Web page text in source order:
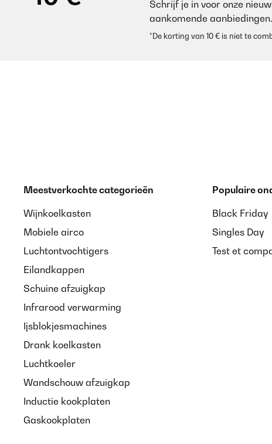
Schrijf je in voor onze
aankomende aanbiedingen.
*De korting van 10 € is niet te
Meestverkochte categorieën
Wijnkoelkasten
Mobiele airco
Luchtontvochtigers
Eilandkappen
Schuine afzuigkap
Infrarood verwarming
Ijsblokjesmachines
Drank koelkasten
Luchtkoeler
Wandschouw afzuigkap
Inductie kookplaten
Gaskookplaten
Populaire
Black Friday
Singles Day
Test et